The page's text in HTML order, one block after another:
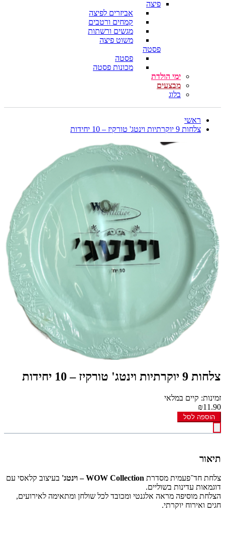
פיצה
אביזרים לפיצה
קמחים ורטבים
מגשים ורשתות
משוט פיצה
פסטה
פסטה
מכונות פסטה
ימי הולדת
מבצעים
בלוג
ראשי
צלחות 9 יוקרתיות וינטג' טורקיז – 10 יחידות
צלחות 9 יוקרתיות וינטג' טורקיז – 10 יחידות
זמינות: קיים במלאי
₪11.90
הוספה לסל
תיאור
צלחת חד־פעמית מסדרת WOW Collection – וינטג'
בעיצוב קלאסי עם
דוגמאות עדינות בשוליים.
הצלחת מוסיפה מראה אלגנטי ומכובד לכל שולחן ומתאימה לאירועים,
חגים ואירוח יוקרתי.